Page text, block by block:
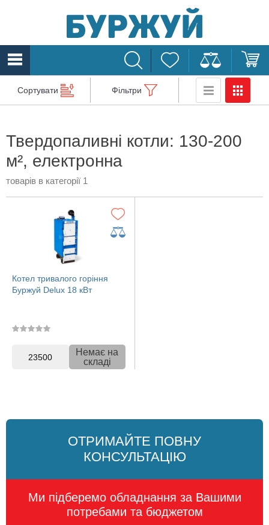
Сортувати Фільтри
Твердопаливні котли: 130-200
м², електронна
товарів в категорії 1
Котел тривалого горіння
Буржуй Delux 18 кВт
23500
Немає на
складі
ОТРИМАЙТЕ ПОВНУ
КОНСУЛЬТАЦІЮ
Ми підберемо обладнання за Вашими
потребами та бюджетом